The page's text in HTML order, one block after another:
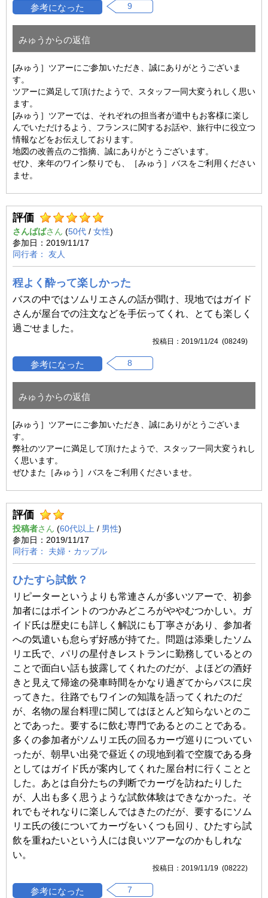
9
みゅうからの返信
[みゅう］ツアーにご参加いただき、誠にありがとうございま
す。
ツアーに満足して頂けたようで、スタッフ一同大変うれしく思い
ます。
[みゅう］ツアーでは、それぞれの担当者が道中もお客様に楽し
んでいただけるよう、フランスに関するお話や、旅行中に役立つ
情報などをお伝えしております。
地図の改善点のご指摘、誠にありがとうございます。
ぜひ、来年のワイン祭りでも、［みゅう］バスをご利用ください
ませ。
評価
さんばば (50代 / 女性)
2019/11/17
友人
程よく酔って楽しかった
バスの中ではソムリエさんの話が聞け、現地ではガイド
さんが屋台での注文などを手伝ってくれ、とても楽しく
過ごせました。
2019/11/24 (08249)
8
みゅうからの返信
[みゅう］ツアーにご参加いただき、誠にありがとうございま
す。
弊社のツアーに満足して頂けたようで、スタッフ一同大変うれし
く思います。
ぜひまた［みゅう］バスをご利用くださいませ。
評価
投稿者 (60代以上 / 男性)
2019/11/17
夫婦・カップル
ひたすら試飲？
リピーターというよりも常連さんが多いツアーで、初参
加者にはポイントのつかみどころがややむつかしい。ガ
イド氏は歴史にも詳しく解説にも丁寧さがあり、参加者
への気遣いも怠らず好感が持てた。問題は添乗したソム
リエ氏で、パリの星付きレストランに勤務しているとの
ことで面白い話も披露してくれたのだが、よほどの酒好
きと見えて帰途の発車時間をかなり過ぎてからバスに戻
ってきた。往路でもワインの知識を語ってくれたのだ
が、名物の屋台料理に関してはほとんど知らないとのこ
とであった。要するに飲む専門であるとのことである。
多くの参加者がソムリエ氏の回るカーヴ巡りについてい
ったが、朝早い出発で昼近くの現地到着で空腹である身
としてはガイド氏が案内してくれた屋台村に行くことと
した。あとは自分たちの判断でカーヴを訪ねたりした
が、人出も多く思うような試飲体験はできなかった。そ
れでもそれなりに楽しんではきたのだが、要するにソム
リエ氏の後についてカーヴをいくつも回り、ひたすら試
飲を重ねたいという人には良いツアーなのかもしれな
い。
2019/11/19 (08222)
7